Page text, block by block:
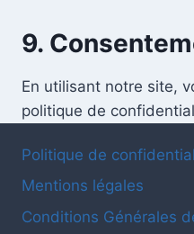
9.
En utilisant notre site,
politique de
Politique de
Mentions légales
Conditions Générales